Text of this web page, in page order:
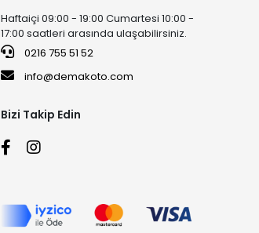
Haftaiçi 09:00 - 19:00 Cumartesi 10:00 -
17:00 saatleri arasında ulaşabilirsiniz.
0216 755 51 52
info@demakoto.com
Bizi Takip Edin